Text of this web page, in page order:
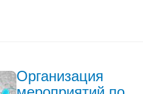
Организация